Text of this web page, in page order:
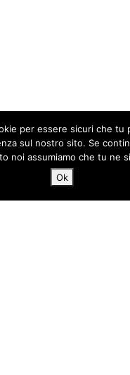
per essere sicuri che tu
sul nostro sito. Se
noi assumiamo che tu ne
Ok